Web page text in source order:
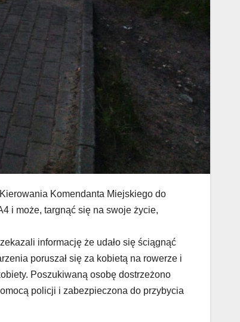
Komendanta Miejskiego do
i może, targnąć się na swoje życie,
informację że udało się ściągnąć
poruszał się za kobietą na rowerze i
Poszukiwaną osobę dostrzeżono
policji i zabezpieczona do przybycia